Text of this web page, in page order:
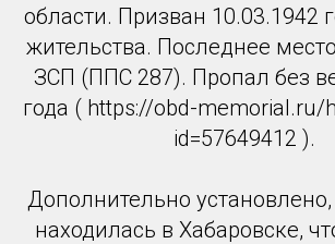
области. Призван 10.03.1942
жительства. Последнее
ЗСП (ППС 287). Пропал без
года ( https://obd-memorial.ru/
id=57649412 ).
Дополнительно
находилась в Хабаровске,